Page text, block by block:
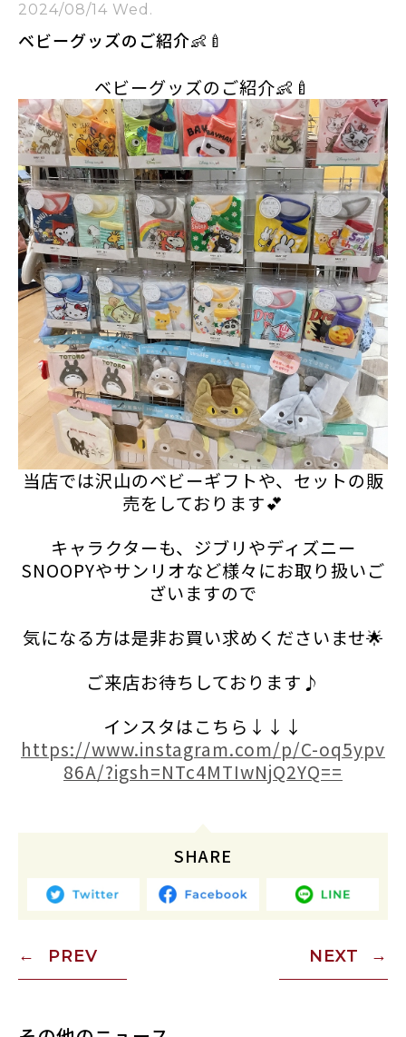
2024/08/14 Wed.
ベビーグッズのご紹介👶🍼
ベビーグッズのご紹介👶🍼
当店では沢山のベビーギフトや、セットの販
売をしております💕
キャラクターも、ジブリやディズニー
SNOOPYやサンリオなど様々にお取り扱いご
ざいますので
気になる方は是非お買い求めくださいませ🌟
ご来店お待ちしております♪
インスタはこちら↓↓↓
https://www.instagram.com/p/C-oq5ypv
86A/?igsh=NTc4MTIwNjQ2YQ==
SHARE
PREV NEXT